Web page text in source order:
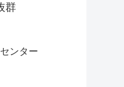
群
ンター